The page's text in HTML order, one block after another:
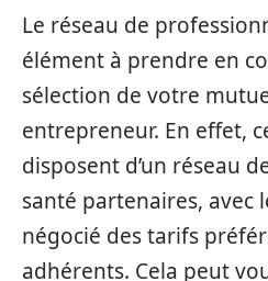
Le réseau de
élément à prendre en
sélection de votre
entrepreneur. En effet,
disposent d’un réseau
santé partenaires, avec
négocié des tarifs
adhérents. Cela peut